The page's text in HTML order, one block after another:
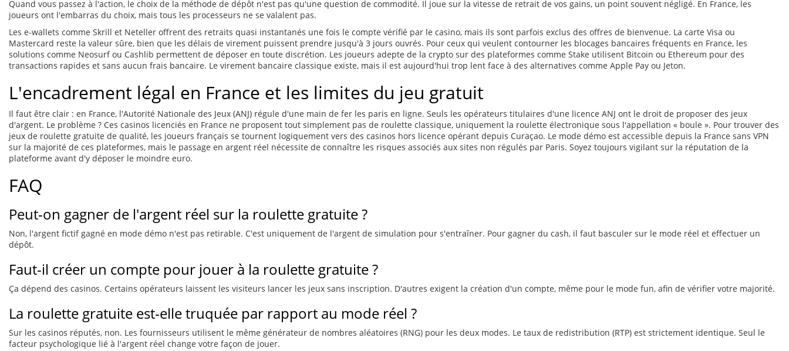
Quand vous passez à l'action, le choix de la méthode de dépôt n'est pas qu'une question de commodité. Il joue sur la vitesse de retrait de vos gains, un point souvent négligé. En France, les
joueurs ont l'embarras du choix, mais tous les processeurs ne se valalent pas.
Les e-wallets comme Skrill et Neteller offrent des retraits quasi instantanés une fois le compte vérifié par le casino, mais ils sont parfois exclus des offres de bienvenue. La carte Visa ou
Mastercard reste la valeur sûre, bien que les délais de virement puissent prendre jusqu'à 3 jours ouvrés. Pour ceux qui veulent contourner les blocages bancaires fréquents en France, les
solutions comme Neosurf ou Cashlib permettent de déposer en toute discrétion. Les joueurs adepte de la crypto sur des plateformes comme Stake utilisent Bitcoin ou Ethereum pour des
transactions rapides et sans aucun frais bancaire. Le virement bancaire classique existe, mais il est aujourd'hui trop lent face à des alternatives comme Apple Pay ou Jeton.
L'encadrement légal en France et les limites du jeu gratuit
Il faut être clair : en France, l'Autorité Nationale des Jeux (ANJ) régule d'une main de fer les paris en ligne. Seuls les opérateurs titulaires d'une licence ANJ ont le droit de proposer des jeux
d'argent. Le problème ? Ces casinos licenciés en France ne proposent tout simplement pas de roulette classique, uniquement la roulette électronique sous l'appellation « boule ». Pour trouver des
jeux de roulette gratuite de qualité, les joueurs français se tournent logiquement vers des casinos hors licence opérant depuis Curaçao. Le mode démo est accessible depuis la France sans VPN
sur la majorité de ces plateformes, mais le passage en argent réel nécessite de connaître les risques associés aux sites non régulés par Paris. Soyez toujours vigilant sur la réputation de la
plateforme avant d'y déposer le moindre euro.
FAQ
Peut-on gagner de l'argent réel sur la roulette gratuite ?
Non, l'argent fictif gagné en mode démo n'est pas retirable. C'est uniquement de l'argent de simulation pour s'entraîner. Pour gagner du cash, il faut basculer sur le mode réel et effectuer un
dépôt.
Faut-il créer un compte pour jouer à la roulette gratuite ?
Ça dépend des casinos. Certains opérateurs laissent les visiteurs lancer les jeux sans inscription. D'autres exigent la création d'un compte, même pour le mode fun, afin de vérifier votre majorité.
La roulette gratuite est-elle truquée par rapport au mode réel ?
Sur les casinos réputés, non. Les fournisseurs utilisent le même générateur de nombres aléatoires (RNG) pour les deux modes. Le taux de redistribution (RTP) est strictement identique. Seul le
facteur psychologique lié à l'argent réel change votre façon de jouer.